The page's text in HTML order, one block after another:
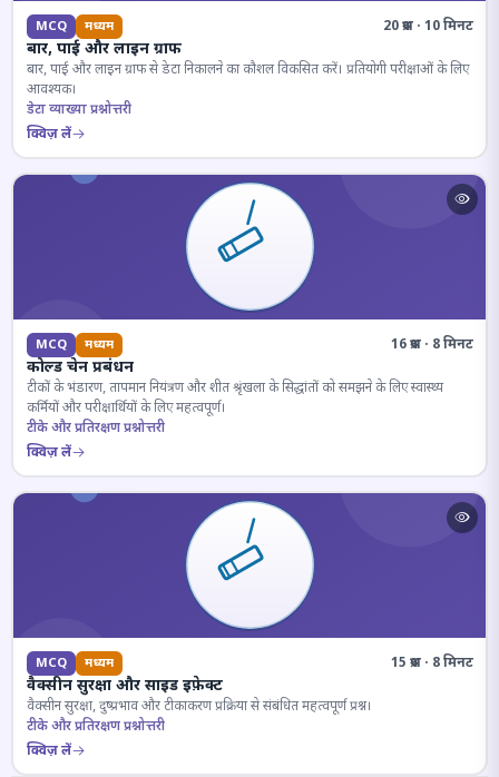
MCQ मध्यम 20 प्रश्न · 10 मिनट
बार, पाई और लाइन ग्राफ
बार, पाई और लाइन ग्राफ से डेटा निकालने का कौशल विकसित करें। प्रतियोगी परीक्षाओं के लिए
आवश्यक।
डेटा व्याख्या प्रश्नोत्तरी
क्विज़ लें
MCQ मध्यम 16 प्रश्न · 8 मिनट
कोल्ड चेन प्रबंधन
टीकों के भंडारण, तापमान नियंत्रण और शीत श्रृंखला के सिद्धांतों को समझने के लिए स्वास्थ्य
कर्मियों और परीक्षार्थियों के लिए महत्वपूर्ण।
टीके और प्रतिरक्षण प्रश्नोत्तरी
क्विज़ लें
MCQ मध्यम 15 प्रश्न · 8 मिनट
वैक्सीन सुरक्षा और साइड इफ़ेक्ट
वैक्सीन सुरक्षा, दुष्प्रभाव और टीकाकरण प्रक्रिया से संबंधित महत्वपूर्ण प्रश्न।
टीके और प्रतिरक्षण प्रश्नोत्तरी
क्विज़ लें